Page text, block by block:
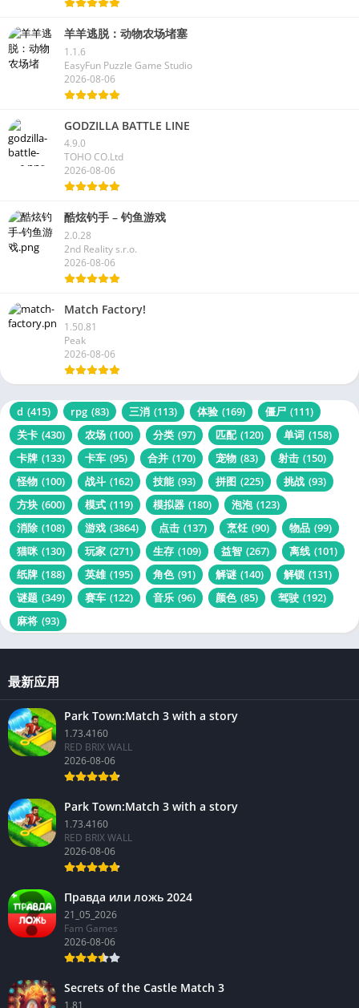
羊羊逃脱：动物农场堵塞
1.1.6
EasyFun Puzzle Game Studio
2026-08-06
GODZILLA BATTLE LINE
4.9.0
TOHO CO.Ltd
2026-08-06
酷炫钓手 – 钓鱼游戏
2.0.28
2nd Reality s.r.o.
2026-08-06
Match Factory!
1.50.81
Peak
2026-08-06
d (415) rpg (83) 三消 (113) 体验 (169) 僵尸 (111)
关卡 (430) 农场 (100) 分类 (97) 匹配 (120) 单词 (158)
卡牌 (133) 卡车 (95) 合并 (170) 宠物 (83) 射击 (150)
怪物 (100) 战斗 (162) 技能 (93) 拼图 (225) 挑战 (93)
方块 (600) 模式 (119) 模拟器 (180) 泡泡 (123)
消除 (108) 游戏 (3864) 点击 (137) 烹饪 (90) 物品 (99)
猫咪 (130) 玩家 (271) 生存 (109) 益智 (267) 离线 (101)
纸牌 (188) 英雄 (195) 角色 (91) 解谜 (140) 解锁 (131)
谜题 (349) 赛车 (122) 音乐 (96) 颜色 (85) 驾驶 (192)
麻将 (93)
最新应用
Park Town:Match 3 with a story
1.73.4160
RED BRIX WALL
2026-08-06
Park Town:Match 3 with a story
1.73.4160
RED BRIX WALL
2026-08-06
Правда или ложь 2024
21_05_2026
Fam Games
2026-08-06
Secrets of the Castle Match 3